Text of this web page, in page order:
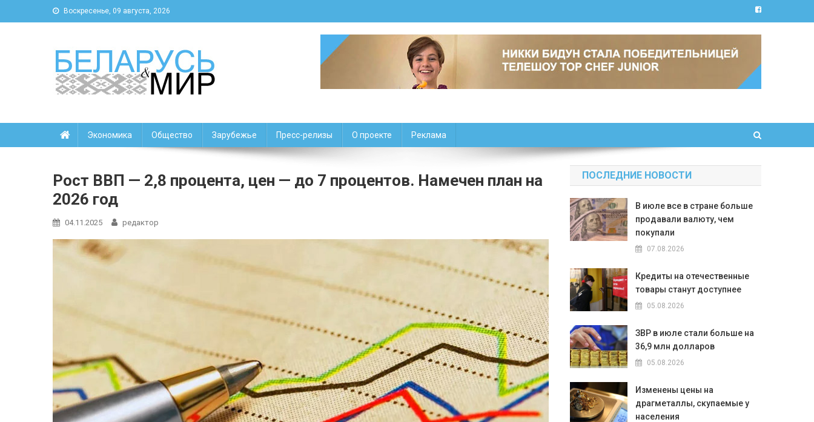
Воскресенье, 09 августа, 2026
Экономика Общество Зарубежье Пресс-релизы О проекте Реклама
Рост ВВП — 2,8 процента, цен — до 7 процентов. Намечен план на
2026 год
04.11.2025 редактор
ПОСЛЕДНИЕ НОВОСТИ
В июле все в стране больше
продавали валюту, чем
покупали
07.08.2026
Кредиты на отечественные
товары станут доступнее
05.08.2026
ЗВР в июле стали больше на
36,9 млн долларов
05.08.2026
Изменены цены на
драгметаллы, скупаемые у
населения